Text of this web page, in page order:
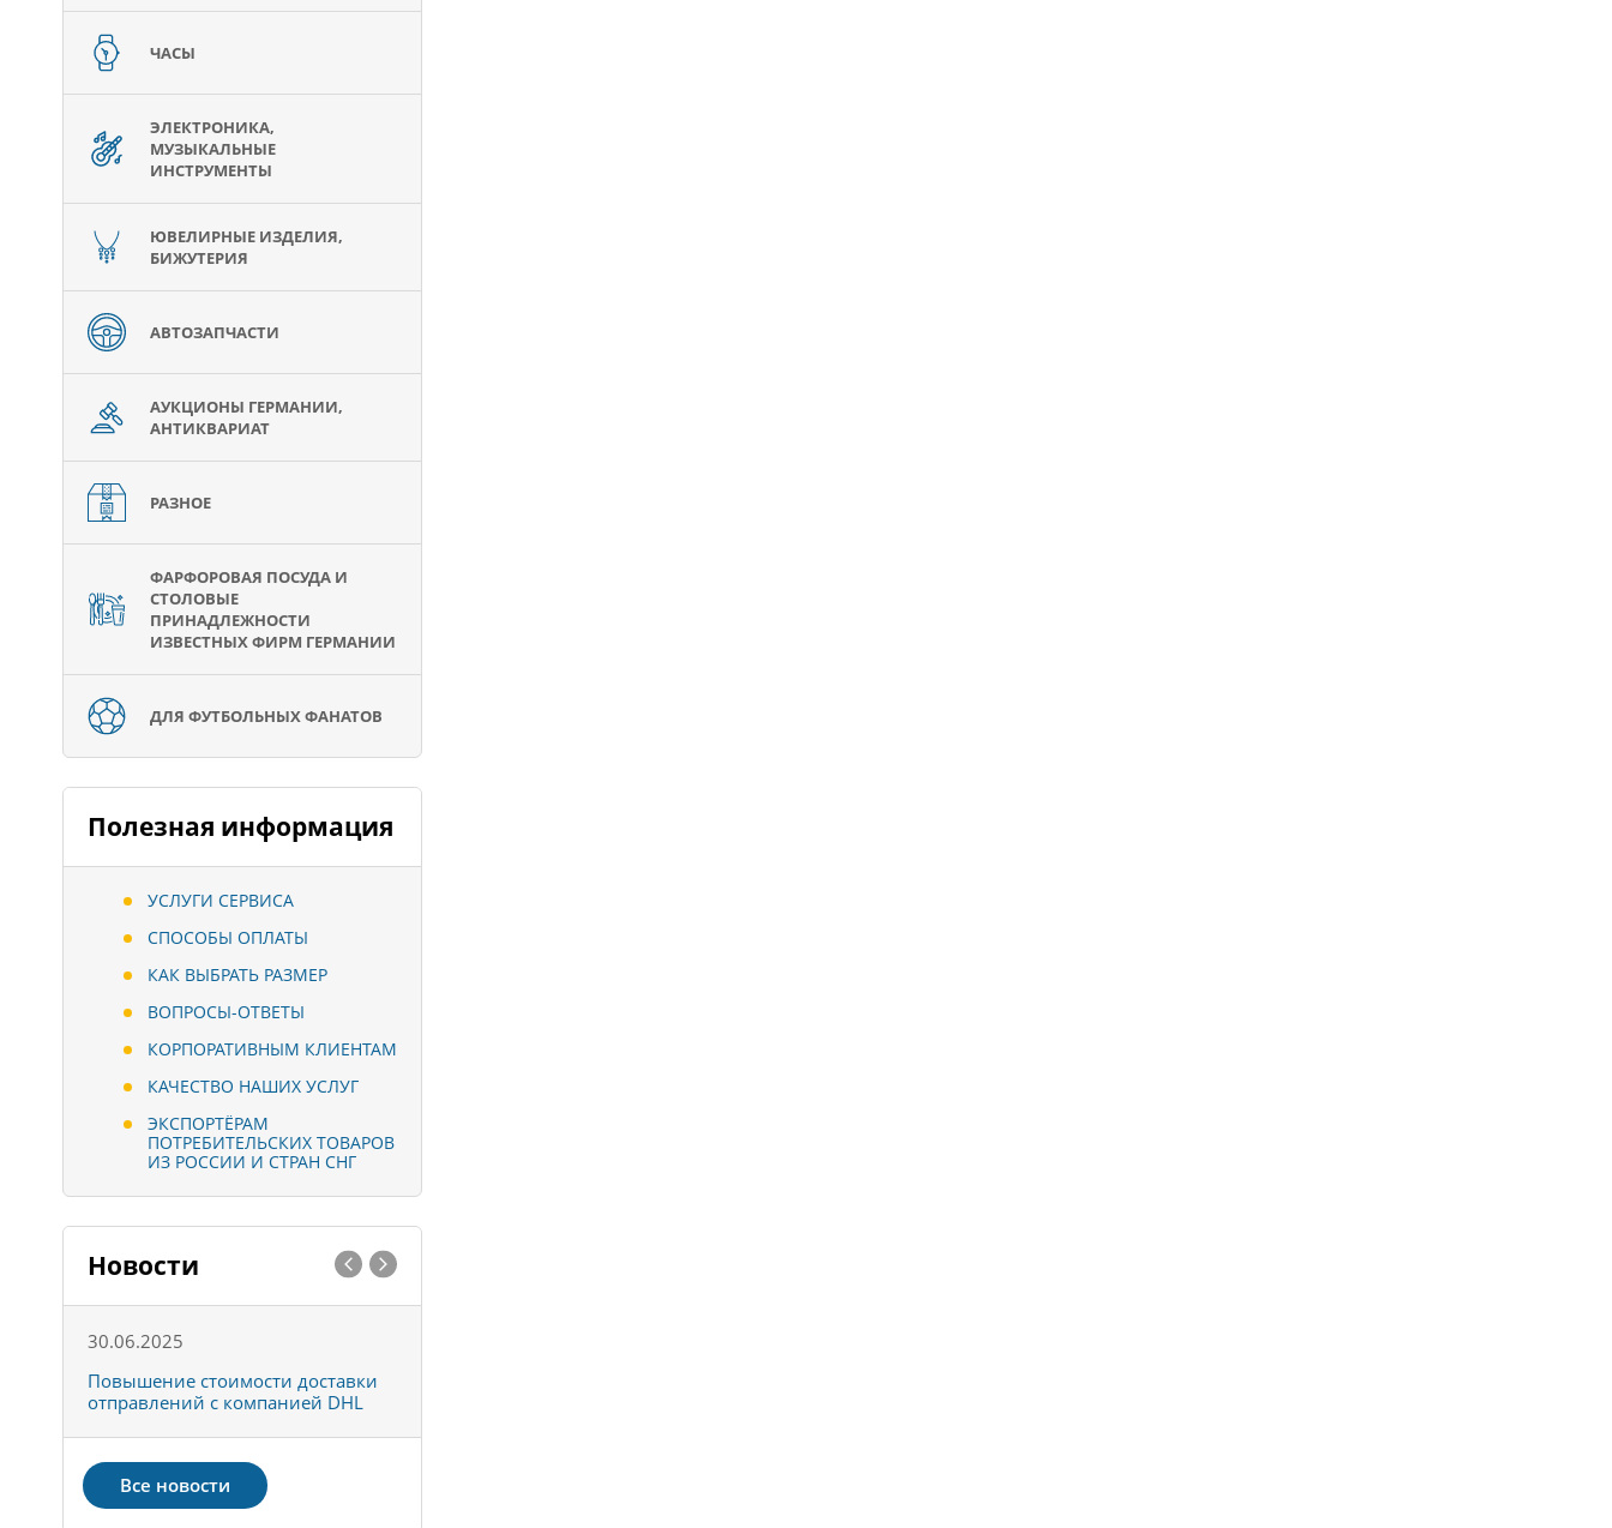
ЧАСЫ
ЭЛЕКТРОНИКА,
МУЗЫКАЛЬНЫЕ
ИНСТРУМЕНТЫ
ЮВЕЛИРНЫЕ ИЗДЕЛИЯ,
БИЖУТЕРИЯ
АВТОЗАПЧАСТИ
АУКЦИОНЫ ГЕРМАНИИ,
АНТИКВАРИАТ
РАЗНОЕ
ФАРФОРОВАЯ ПОСУДА И
СТОЛОВЫЕ
ПРИНАДЛЕЖНОСТИ
ИЗВЕСТНЫХ ФИРМ ГЕРМАНИИ
ДЛЯ ФУТБОЛЬНЫХ ФАНАТОВ
Полезная информация
УСЛУГИ СЕРВИСА
СПОСОБЫ ОПЛАТЫ
КАК ВЫБРАТЬ РАЗМЕР
ВОПРОСЫ-ОТВЕТЫ
КОРПОРАТИВНЫМ КЛИЕНТАМ
КАЧЕСТВО НАШИХ УСЛУГ
ЭКСПОРТЁРАМ
ПОТРЕБИТЕЛЬСКИХ ТОВАРОВ
ИЗ РОССИИ И СТРАН СНГ
Новости
30.06.2025
Повышение стоимости доставки
отправлений с компанией DHL
Все новости